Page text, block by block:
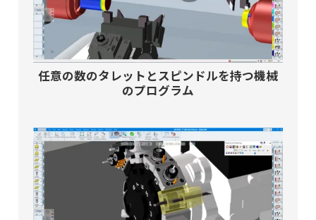
任意の数のタレットとスピンドルを持つ機械
のプログラム